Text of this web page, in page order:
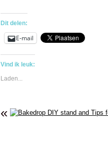
Dit delen:
E-mail
Vind ik leuk:
Laden...
«